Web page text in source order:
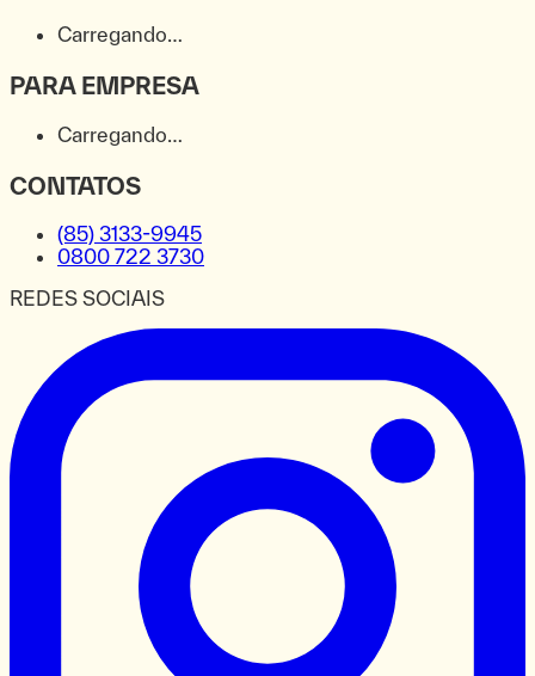
Carregando…
PARA EMPRESA
Carregando…
CONTATOS
(85) 3133-9945
0800 722 3730
REDES SOCIAIS